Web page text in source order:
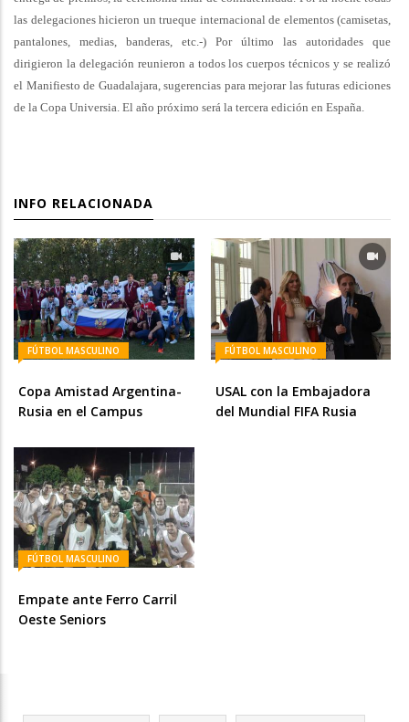
las delegaciones hicieron un trueque internacional de elementos (camisetas,
pantalones, medias, banderas, etc.-) Por último las autoridades que
dirigieron la delegación reunieron a todos los cuerpos técnicos y se realizó
el Manifiesto de Guadalajara, sugerencias para mejorar las futuras ediciones
de la Copa Universia. El año próximo será la tercera edición en España.
INFO RELACIONADA
FÚTBOL MASCULINO
Copa Amistad Argentina-
Rusia en el Campus
FÚTBOL MASCULINO
USAL con la Embajadora
del Mundial FIFA Rusia
FÚTBOL MASCULINO
Empate ante Ferro Carril
Oeste Seniors